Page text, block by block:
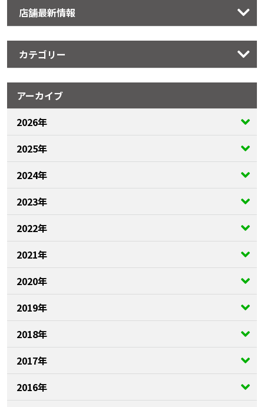
店舗最新情報
カテゴリー
アーカイブ
2026年
2025年
2024年
2023年
2022年
2021年
2020年
2019年
2018年
2017年
2016年